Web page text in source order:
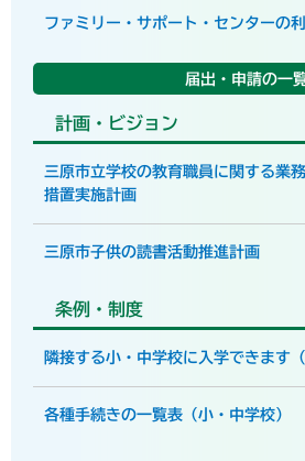
ファミリー・サポート・センターの
届出・申請の一
計画・ビジョン
三原市立学校の教育職員に関する業
措置実施計画
三原市子供の読書活動推進計画
条例・制度
隣接する小・中学校に入学できます
各種手続きの一覧表（小・中学校）